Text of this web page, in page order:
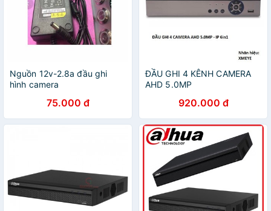
Nguồn 12v-2.8a đầu ghi
hình camera
75.000 đ
ĐẦU GHI 4 KÊNH CAMERA
AHD 5.0MP
920.000 đ